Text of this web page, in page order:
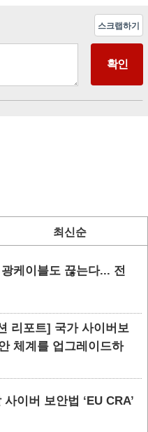
스크랩하기
최신순
케이블도 끊는다... 전
리포트] 국가 사이버보
체계를 업그레이드하
이버 보안법 ‘EU CRA’